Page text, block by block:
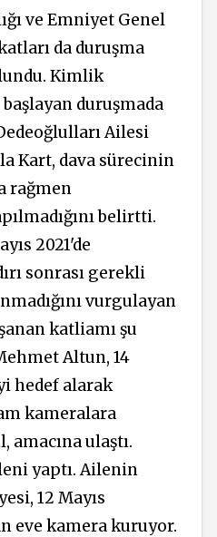
ve Emniyet Genel
da duruşma
Kimlik
duruşmada
Ailesi
Kart, dava sürecinin
rağmen
belirtti.
2021'de
sonrası gerekli
vurgulayan
katliamı şu
Altun, 14
hedef alarak
kameralara
amacına ulaştı.
yaptı. Ailenin
12 Mayıs
eve kamera kuruyor.